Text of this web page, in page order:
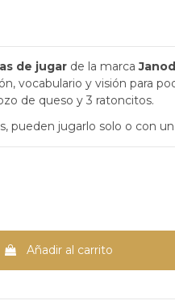
de jugarde la marca
vocabulario y visión para
de queso y 3 ratoncitos.
pueden jugarlo solo o con
Añadir al carrito